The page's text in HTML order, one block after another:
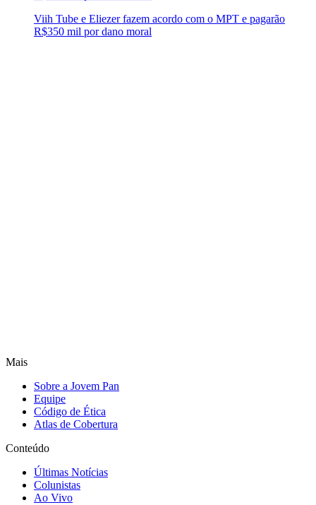
Viih Tube e Eliezer fazem acordo com o MPT e pagarão
R$350 mil por dano moral
Mais
Sobre a Jovem Pan
Equipe
Código de Ética
Atlas de Cobertura
Conteúdo
Últimas Notícias
Colunistas
Ao Vivo